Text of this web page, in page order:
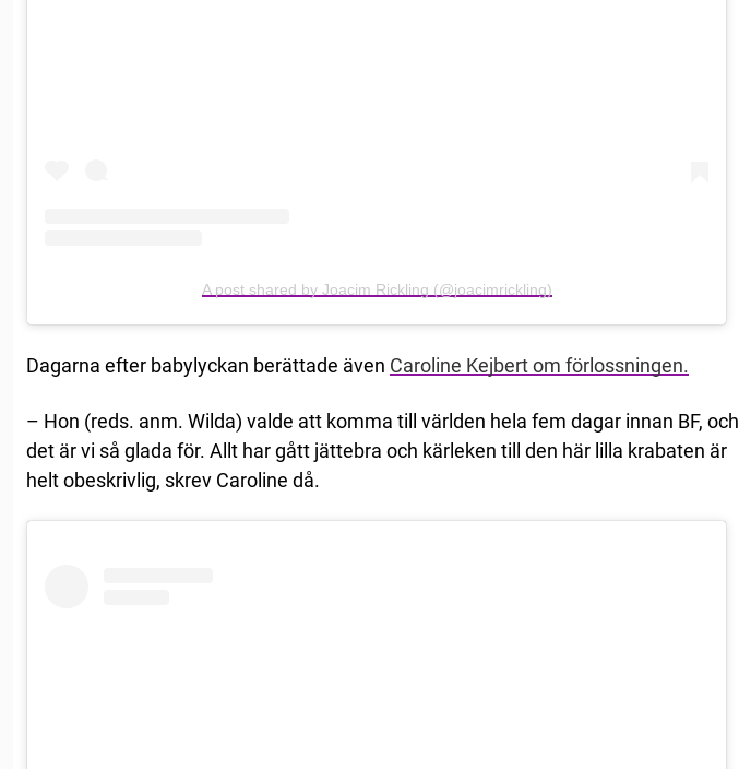
A post shared by Joacim Rickling (@joacimrickling)
Dagarna efter babylyckan berättade även Caroline Kejbert om förlossningen.
– Hon (reds. anm. Wilda) valde att komma till världen hela fem dagar innan BF, och
det är vi så glada för. Allt har gått jättebra och kärleken till den här lilla krabaten är
helt obeskrivlig, skrev Caroline då.